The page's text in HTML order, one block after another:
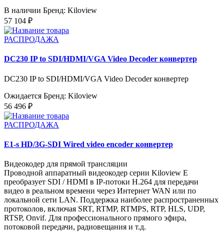
В наличии Бренд: Kiloview
57 104 ₽
РАСПРОДАЖА
DC230 IP to SDI/HDMI/VGA Video Decoder конвертер
DC230 IP to SDI/HDMI/VGA Video Decoder конвертер
Ожидается Бренд: Kiloview
56 496 ₽
РАСПРОДАЖА
E1-s HD/3G-SDI Wired video encoder конвертер
Видеокодер для прямой трансляции
Проводной аппаратный видеокодер серии Kiloview E
преобразует SDI / HDMI в IP-потоки H.264 для передачи
видео в реальном времени через Интернет WAN или по
локальной сети LAN. Поддержка наиболее распространенных
протоколов, включая SRT, RTMP, RTMPS, RTP, HLS, UDP,
RTSP, Onvif. Для профессионального прямого эфира,
потоковой передачи, радиовещания и т.д.